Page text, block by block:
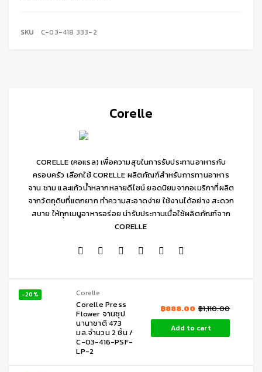
Corelle
CORELLE (คอแรล) เพื่อความสุขในการรับประทานอาหารกับ
ครอบครัว เลือกใช้ CORELLE ผลิตภัณฑ์สำหรับการทานอาหาร
จาน ชาม และแก้วน้ำหลากหลายดีไซน์ ยอดนิยมจากอเมริกาที่ผลิต
จากวัตถุดิบที่แตกยาก ทำความสะอาดง่าย ใช้งานได้อย่าง สะดวก
สบาย ให้ทุกเมนูอาหารอร่อย น่ารับประทานเมื่อใช้ผลิตภัณฑ์จาก
CORELLE
-20% Corelle
Corelle Press
Flower จานซุป
นานาชาติ 473
มล.จำนวน 2 ชิ้น /
C-03-416-PSF-
LP-2
฿1,110.00
฿888.00
Add to cart
SKU C-03-418 333-2